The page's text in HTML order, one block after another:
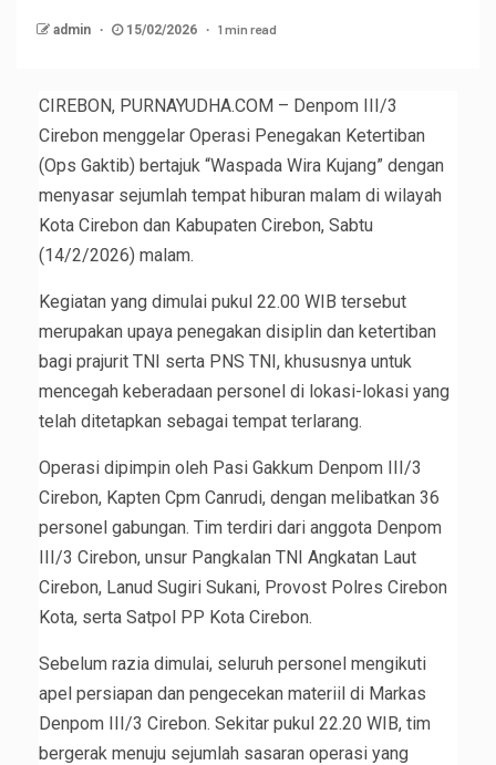
admin 15/02/2026 1 min read
CIREBON, PURNAYUDHA.COM – Denpom III/3
Cirebon menggelar Operasi Penegakan Ketertiban
(Ops Gaktib) bertajuk “Waspada Wira Kujang” dengan
menyasar sejumlah tempat hiburan malam di wilayah
Kota Cirebon dan Kabupaten Cirebon, Sabtu
(14/2/2026) malam.
Kegiatan yang dimulai pukul 22.00 WIB tersebut
merupakan upaya penegakan disiplin dan ketertiban
bagi prajurit TNI serta PNS TNI, khususnya untuk
mencegah keberadaan personel di lokasi-lokasi yang
telah ditetapkan sebagai tempat terlarang.
Operasi dipimpin oleh Pasi Gakkum Denpom III/3
Cirebon, Kapten Cpm Canrudi, dengan melibatkan 36
personel gabungan. Tim terdiri dari anggota Denpom
III/3 Cirebon, unsur Pangkalan TNI Angkatan Laut
Cirebon, Lanud Sugiri Sukani, Provost Polres Cirebon
Kota, serta Satpol PP Kota Cirebon.
Sebelum razia dimulai, seluruh personel mengikuti
apel persiapan dan pengecekan materiil di Markas
Denpom III/3 Cirebon. Sekitar pukul 22.20 WIB, tim
bergerak menuju sejumlah sasaran operasi yang